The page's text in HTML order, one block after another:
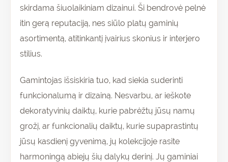
skirdama šiuolaikiniam dizainui. Ši bendrovė pelnė
itin gerą reputaciją, nes siūlo platų gaminių
asortimentą, atitinkantį įvairius skonius ir interjero
stilius.
Gamintojas išsiskiria tuo, kad siekia suderinti
funkcionalumą ir dizainą. Nesvarbu, ar ieškote
dekoratyvinių daiktų, kurie pabrėžtų jūsų namų
grožį, ar funkcionalių daiktų, kurie supaprastintų
jūsų kasdienį gyvenimą, jų kolekcijoje rasite
harmoningą abiejų šių dalykų derinį. Jų gaminiai